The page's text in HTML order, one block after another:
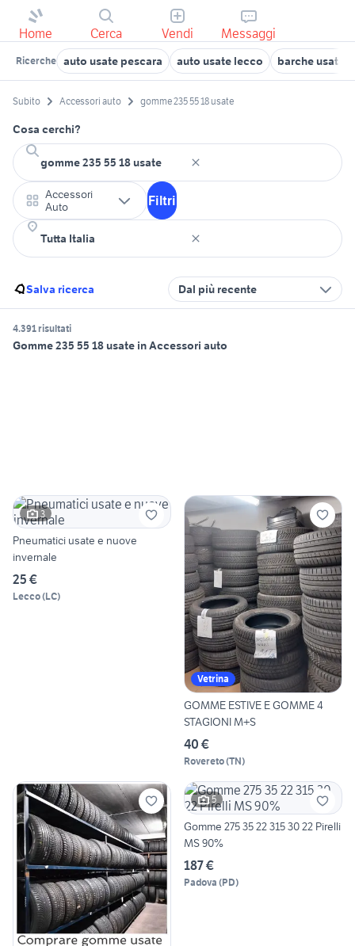
Home Cerca Vendi Messaggi
Ricerche auto usate pescara auto usate lecco barche usate
Subito Accessori auto gomme 235 55 18 usate
Cosa cerchi?
Accessori
Auto
Filtri
Salva ricerca Dal più recente
4.391 risultati
Gomme 235 55 18 usate in Accessori auto
3
Pneumatici usate e nuove
invernale
25 €
Lecco(LC)
Vetrina
GOMME ESTIVE E GOMME 4
STAGIONI M+S
40 €
Rovereto(TN)
5
Gomme 275 35 22 315 30 22 Pirelli
MS 90%
187 €
Padova (PD)